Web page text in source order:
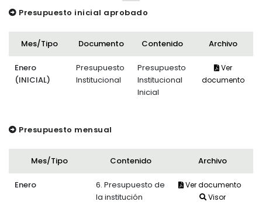
Presupuesto inicial aprobado
Mes/Tipo Documento Contenido Archivo
Enero
(INICIAL)
Presupuesto
Institucional
Presupuesto
Institucional
Inicial
Ver
documento
Presupuesto mensual
Mes/Tipo Contenido Archivo
Enero
6. Presupuesto de
la institución
Ver documento
Visor